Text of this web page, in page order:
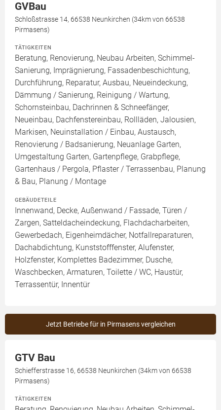
GVBau
Schloßstrasse 14, 66538 Neunkirchen (34km von 66538
Pirmasens)
TÄTIGKEITEN
Beratung, Renovierung, Neubau Arbeiten, Schimmel-
Sanierung, Imprägnierung, Fassadenbeschichtung,
Durchführung, Reparatur, Ausbau, Neueindeckung,
Dämmung / Sanierung, Reinigung / Wartung,
Schornsteinbau, Dachrinnen & Schneefänger,
Neueinbau, Dachfenstereinbau, Rollläden, Jalousien,
Markisen, Neuinstallation / Einbau, Austausch,
Renovierung / Badsanierung, Neuanlage Garten,
Umgestaltung Garten, Gartenpflege, Grabpflege,
Gartenhaus / Pergola, Pflaster / Terrassenbau, Planung
& Bau, Planung / Montage
GEBÄUDETEILE
Innenwand, Decke, Außenwand / Fassade, Türen /
Zargen, Satteldacheindeckung, Flachdacharbeiten,
Gewerbedach, Eigenheimdächer, Notfallreparaturen,
Dachabdichtung, Kunststofffenster, Alufenster,
Holzfenster, Komplettes Badezimmer, Dusche,
Waschbecken, Armaturen, Toilette / WC, Haustür,
Terrassentür, Innentür
Jetzt Betriebe für in Pirmasens vergleichen
GTV Bau
Schiefferstrasse 16, 66538 Neunkirchen (34km von 66538
Pirmasens)
TÄTIGKEITEN